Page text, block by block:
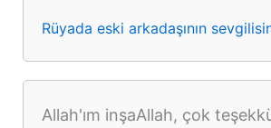
Rüyada eski arkadaşının
Allah'ım inşaAllah, çok